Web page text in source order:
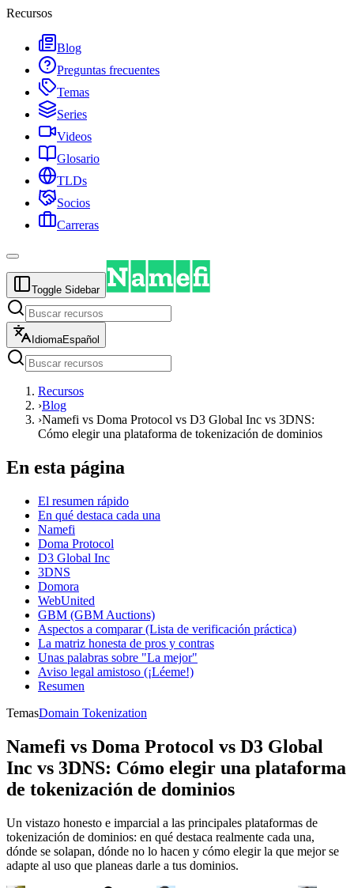
Recursos
Blog
Preguntas frecuentes
Temas
Series
Videos
Glosario
TLDs
Socios
Carreras
Toggle Sidebar
IdiomaEspañol
Recursos
›Blog
›Namefi vs Doma Protocol vs D3 Global Inc vs 3DNS:
Cómo elegir una plataforma de tokenización de dominios
En esta página
El resumen rápido
En qué destaca cada una
Namefi
Doma Protocol
D3 Global Inc
3DNS
Domora
WebUnited
GBM (GBM Auctions)
Aspectos a comparar (Lista de verificación práctica)
La matriz honesta de pros y contras
Unas palabras sobre "La mejor"
Aviso legal amistoso (¡Léeme!)
Resumen
TemasDomain Tokenization
Namefi vs Doma Protocol vs D3 Global
Inc vs 3DNS: Cómo elegir una plataforma
de tokenización de dominios
Un vistazo honesto e imparcial a las principales plataformas de
tokenización de dominios: en qué destaca realmente cada una,
dónde se solapan, dónde no lo hacen y cómo elegir la que mejor se
adapte al uso que planeas darle a tus dominios.